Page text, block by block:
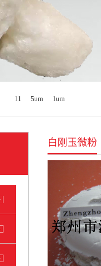
11 5um 1um
白刚玉微粉